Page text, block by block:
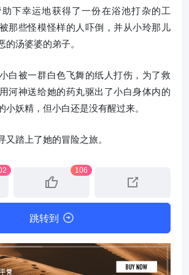
下幸运地获得了一份在浴池打杂的工
那些怪模怪样的人吓倒，并从小玲那儿
汤婆婆的弟子。
白被一群白色飞舞的纸人打伤，为了救
河神送给她的药丸驱出了小白身体内的
小妖精，但小白还是没有醒过来。
又踏上了她的冒险之旅。
106
跳转到